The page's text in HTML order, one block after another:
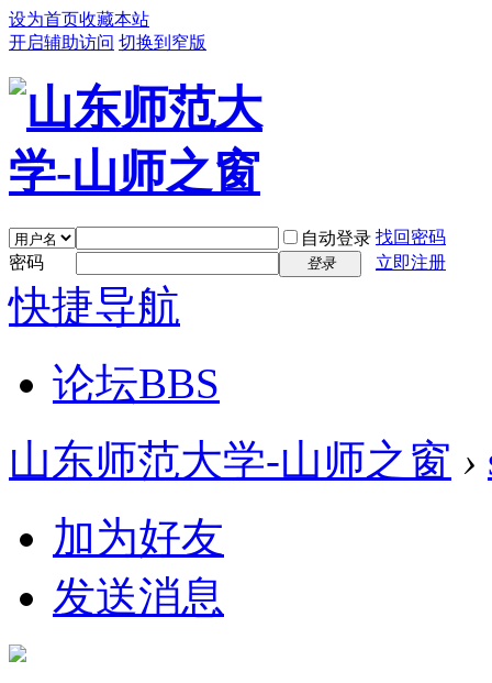
设为首页收藏本站
开启辅助访问 切换到窄版
自动登录 找回密码
密码
登录 立即注册
快捷导航
论坛BBS
山东师范大学-山师之窗 ›
加为好友
发送消息